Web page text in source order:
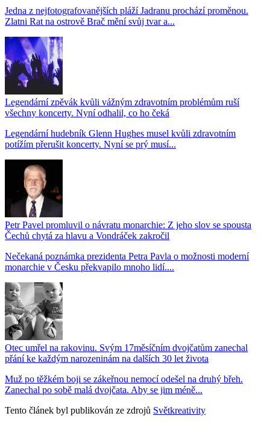
Jedna z nejfotografovanějších pláží Jadranu prochází proměnou.
Zlatni Rat na ostrově Brač mění svůj tvar a...
Legendární zpěvák kvůli vážným zdravotním problémům ruší
všechny koncerty. Nyní odhalil, co ho čeká
Legendární hudebník Glenn Hughes musel kvůli zdravotním
potížím přerušit koncerty. Nyní se prý musí...
Petr Pavel promluvil o návratu monarchie: Z jeho slov se spousta
Čechů chytá za hlavu a Vondráček zakročil
Nečekaná poznámka prezidenta Petra Pavla o možnosti moderní
monarchie v Česku překvapilo mnoho lidí....
Otec umřel na rakovinu. Svým 17měsíčním dvojčatům zanechal
přání ke každým narozeninám na dalších 30 let života
Muž po těžkém boji se zákeřnou nemocí odešel na druhý břeh.
Zanechal po sobě malá dvojčata. Aby se jim méně...
Tento článek byl publikován ze zdrojů Světkreativity